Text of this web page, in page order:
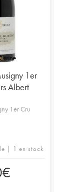
1er
Albert
1er Cru
| 1 en stock
€